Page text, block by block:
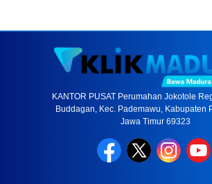
KANTOR PUSAT Perumahan Jokotole
Buddagan, Kec. Pademawu, Kabupaten
Jawa Timur 69323